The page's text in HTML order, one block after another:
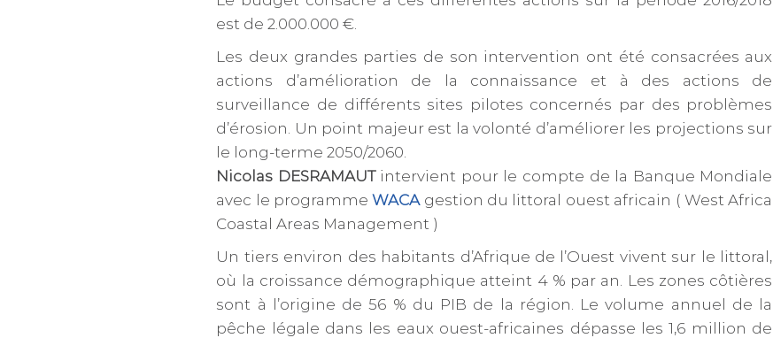
est de 2.000.000 €.
Les deux grandes parties de son intervention ont été consacrées aux
actions d’amélioration de la connaissance et à des actions de
surveillance de différents sites pilotes concernés par des problèmes
d’érosion. Un point majeur est la volonté d’améliorer les projections sur
le long-terme 2050/2060.
Nicolas DESRAMAUTintervient pour le compte de la Banque Mondiale
avec le programme WACAgestion du littoral ouest africain ( West Africa
Coastal Areas Management )
Un tiers environ des habitants d’Afrique de l’Ouest vivent sur le littoral,
où la croissance démographique atteint 4 % par an. Les zones côtières
sont à l’origine de 56 % du PIB de la région. Le volume annuel de la
pêche légale dans les eaux ouest-africaines dépasse les 1,6 million de